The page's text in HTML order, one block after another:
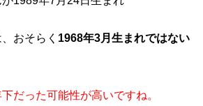
おそらく 1968年3月生まれではない
だった可能性が高いですね。